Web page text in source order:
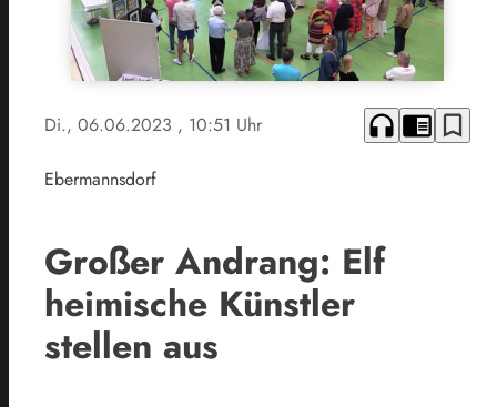
Di., 06.06.2023 , 10:51 Uhr headphones chrome_reader_mode bookmark_border
Ebermannsdorf
Großer Andrang: Elf
heimische Künstler
stellen aus